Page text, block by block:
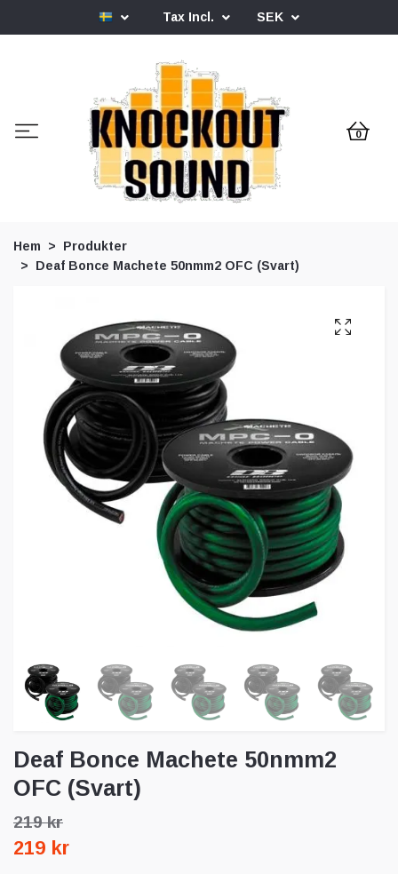
Tax Incl. SEK
0
Hem
Produkter
Deaf Bonce Machete 50nmm2 OFC (Svart)
Deaf Bonce Machete 50nmm2
OFC (Svart)
219 kr
219 kr